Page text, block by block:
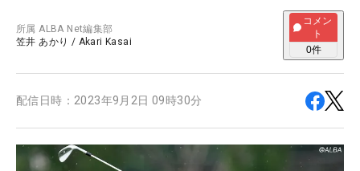
所属ALBA Net編集部
笠井 あかり / Akari Kasai
コメン
ト
0件
配信日時： 2023年9月2日 09時30分